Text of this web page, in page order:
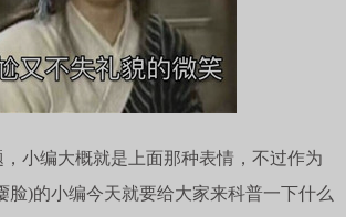
编大概就是上面那种表情，不过作为
脸)的小编今天就要给大家来科普一下什么